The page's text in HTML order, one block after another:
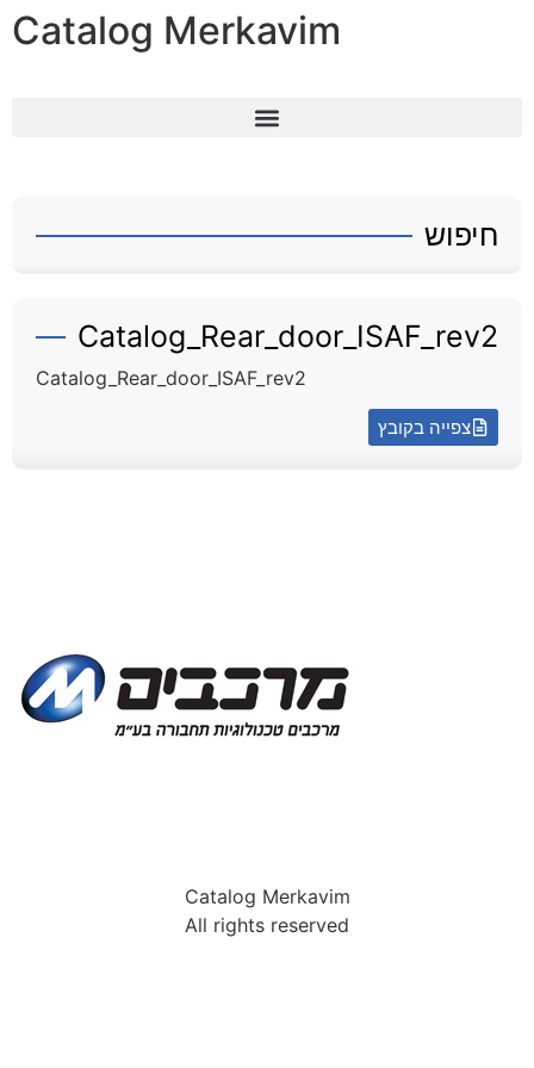
Catalog Merkavim
Catalog_Rear_door_ISAF_rev2
Catalog_Rear_door_ISAF_rev2
צפייה בקובץ
חיפוש
Catalog Merkavim
All rights reserved